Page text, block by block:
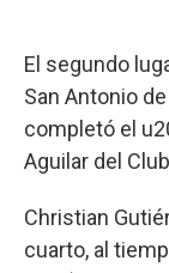
El segundo
San Antonio
completó el
Aguilar del
Christian
cuarto, al